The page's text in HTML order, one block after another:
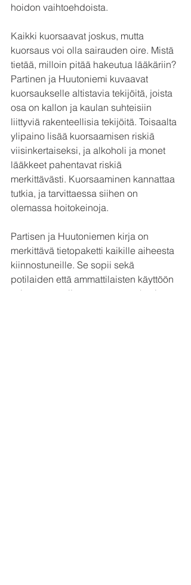
hoidon vaihtoehdoista.
Kaikki kuorsaavat joskus, mutta
kuorsaus voi olla sairauden oire. Mistä
tietää, milloin pitää hakeutua lääkäriin?
Partinen ja Huutoniemi kuvaavat
kuorsaukselle altistavia tekijöitä, joista
osa on kallon ja kaulan suhteisiin
liittyviä rakenteellisia tekijöitä. Toisaalta
ylipaino lisää kuorsaamisen riskiä
viisinkertaiseksi, ja alkoholi ja monet
lääkkeet pahentavat riskiä
merkittävästi. Kuorsaaminen kannattaa
tutkia, ja tarvittaessa siihen on
olemassa hoitokeinoja.
Partisen ja Huutoniemen kirja on
merkittävä tietopaketti kaikille aiheesta
kiinnostuneille. Se sopii sekä
potilaiden että ammattilaisten käyttöön
– tietoa on paljon, mutta se on hyvin